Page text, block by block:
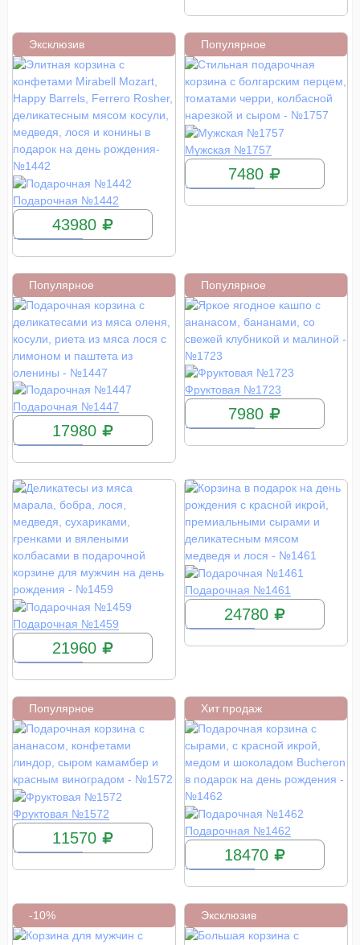
Эксклюзив
Подарочная №1442
КУПИТЬ
43980
Популярное
Мужская №1757
КУПИТЬ
7480
Популярное
Подарочная №1447
КУПИТЬ
17980
Популярное
Фруктовая №1723
КУПИТЬ
7980
Подарочная №1459
КУПИТЬ
21960
Подарочная №1461
КУПИТЬ
24780
Популярное
Фруктовая №1572
КУПИТЬ
11570
Хит продаж
Подарочная №1462
КУПИТЬ
18470
-10% Эксклюзив